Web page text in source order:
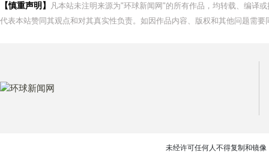
【慎重声明】
凡本站未注明来源为"环球新闻网"的所有作品，均转载、编译
代表本站赞同其观点和对其真实性负责。如因作品内容、版权和其他问题需
未经许可任何人不得复制和镜